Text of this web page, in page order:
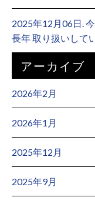
2025年12月06日.
長年 取り扱いして
アーカイブ
2026年2月
2026年1月
2025年12月
2025年9月